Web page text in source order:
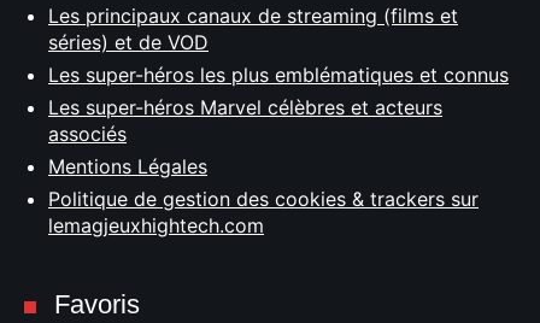
Les principaux canaux de streaming (films et
séries) et de VOD
Les super-héros les plus emblématiques et connus
Les super-héros Marvel célèbres et acteurs
associés
Mentions Légales
Politique de gestion des cookies & trackers sur
lemagjeuxhightech.com
Favoris